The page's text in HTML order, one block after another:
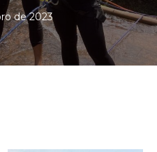
de 2023